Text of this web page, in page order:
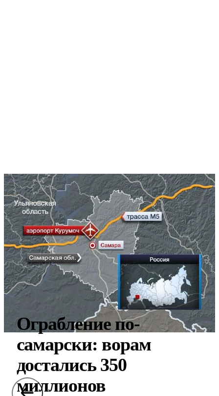
Ограбление по-
самарски: ворам
достались 350
миллионов